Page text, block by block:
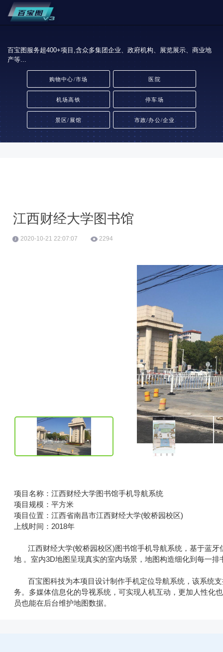
百宝图服务超400+项目,含众多集团企业、政府机构、展览展示、商业地
产等...
购物中心/市场 医院
机场高铁 停车场
景区/展馆 市政/办公/企业
江西财经大学图书馆
2020-10-21 22:07:07 2294
项目名称：江西财经大学图书馆手机导航系统
项目规模：平方米
项目位置：江西省南昌市江西财经大学(蛟桥园校区)
上线时间：2018年
江西财经大学(蛟桥园校区)图书馆手机导航系统，基于蓝牙
地 。室内3D地图呈现真实的室内场景，地图构造细化到每一
百宝图科技为本项目设计制作手机定位导航系统，该系统支
务。多媒体信息化的导视系统，可实现人机互动，更加人性化
员也能在后台维护地图数据。